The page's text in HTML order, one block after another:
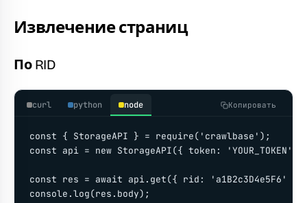
Извлечение страниц
По RID
curl python node Копировать
const { StorageAPI } = require('crawlbase');
const api = new StorageAPI({ token: 'YOUR_TOKEN'
const res = await api.get({ rid: 'a1B2c3D4e5F6'
console.log(res.body);